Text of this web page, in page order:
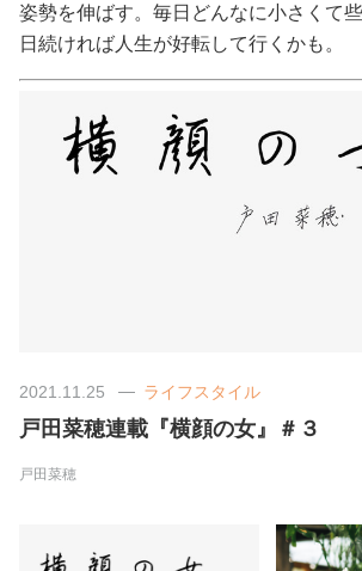
ライフスタイル
ファッション
妊娠/出産/家族
姿勢を伸ばす。毎日どんなに小さくて
日続ければ人生が好転して行くかも。
2021.11.25 ライフスタイル
戸田菜穂連載『横顔の女』＃３
戸田菜穂